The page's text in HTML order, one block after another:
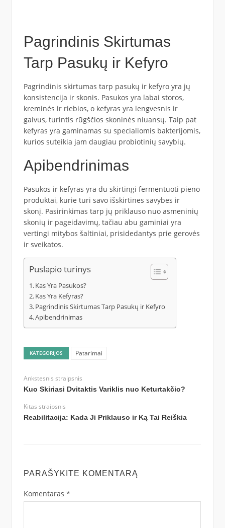
Pagrindinis Skirtumas
Tarp Pasukų ir Kefyro
Pagrindinis skirtumas tarp pasukų ir kefyro yra jų
konsistencija ir skonis. Pasukos yra labai storos,
kreminės ir riebios, o kefyras yra lengvesnis ir
gaivus, turintis rūgščios skoninės niuansų. Taip pat
kefyras yra gaminamas su specialiomis bakterijomis,
kurios suteikia jam daugiau probiotinių savybių.
Apibendrinimas
Pasukos ir kefyras yra du skirtingi fermentuoti pieno
produktai, kurie turi savo išskirtines savybes ir
skonį. Pasirinkimas tarp jų priklauso nuo asmeninių
skonių ir pageidavimų, tačiau abu gaminiai yra
vertingi mitybos šaltiniai, prisidedantys prie gerovės
ir sveikatos.
Puslapio turinys
Kas Yra Pasukos?
Kas Yra Kefyras?
Pagrindinis Skirtumas Tarp Pasukų ir Kefyro
Apibendrinimas
KATEGORIJOS Patarimai
Ankstesnis straipsnis
Kuo Skiriasi Dvitaktis Variklis nuo Keturtakčio?
Kitas straipsnis
Reabilitacija: Kada Ji Priklauso ir Ką Tai Reiškia
PARAŠYKITE KOMENTARĄ
Komentaras *